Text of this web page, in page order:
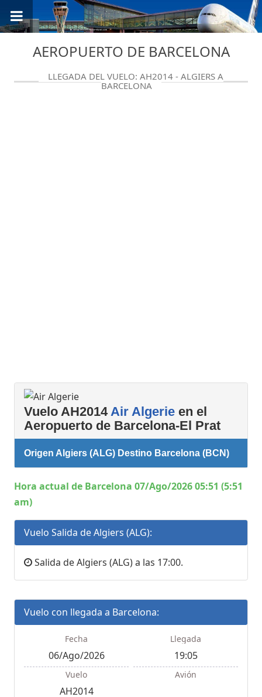
AEROPUERTO DE BARCELONA
LLEGADA DEL VUELO: AH2014 - ALGIERS A
BARCELONA
Vuelo AH2014Air Algerie en el
Aeropuerto de Barcelona-El Prat
Origen Algiers (ALG) Destino Barcelona (BCN)
Hora actual de Barcelona 07/Ago/2026 05:51 (5:51
am)
Vuelo Salida de Algiers (ALG):
Salida de Algiers (ALG) a las 17:00.
Vuelo con llegada a Barcelona:
Fecha
06/Ago/2026
Llegada
19:05
Vuelo
AH2014
Avión